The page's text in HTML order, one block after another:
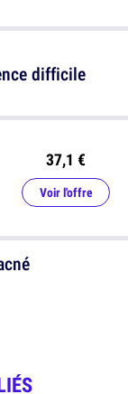
difficile
37,1 €
Voir l'offre